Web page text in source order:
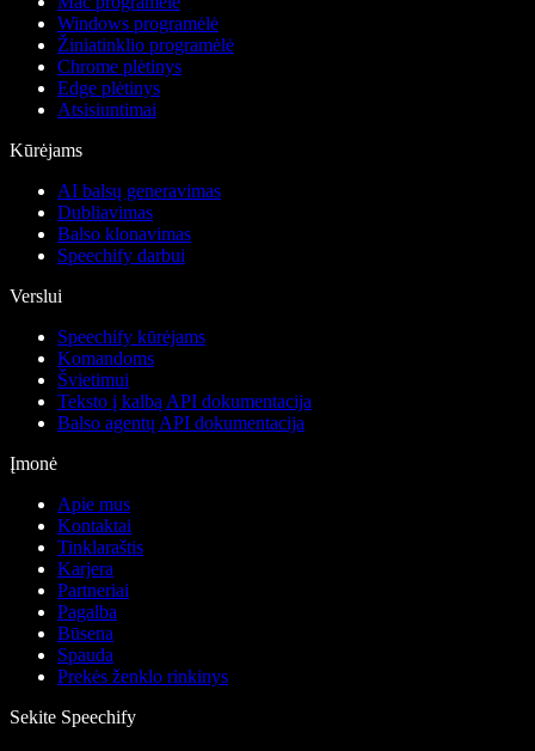
Windows programėlė
Žiniatinklio programėlė
Chrome plėtinys
Edge plėtinys
Atsisiuntimai
Kūrėjams
AI balsų generavimas
Dubliavimas
Balso klonavimas
Speechify darbui
Verslui
Speechify kūrėjams
Komandoms
Švietimui
Teksto į kalbą API dokumentacija
Balso agentų API dokumentacija
Įmonė
Apie mus
Kontaktai
Tinklaraštis
Karjera
Partneriai
Pagalba
Būsena
Spauda
Prekės ženklo rinkinys
Sekite Speechify